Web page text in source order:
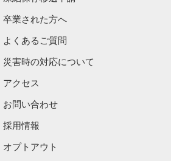
卒業された方へ
よくあるご質問
災害時の対応について
アクセス
お問い合わせ
採用情報
オプトアウト